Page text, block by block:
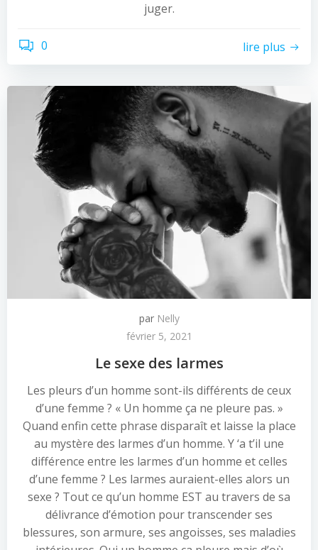
juger.
0 lire plus
par Nelly
février 5, 2021
Le sexe des larmes
Les pleurs d’un homme sont-ils différents de ceux
d’une femme ? « Un homme ça ne pleure pas. »
Quand enfin cette phrase disparaît et laisse la place
au mystère des larmes d’un homme. Y ‘a t’il une
différence entre les larmes d’un homme et celles
d’une femme ? Les larmes auraient-elles alors un
sexe ? Tout ce qu’un homme EST au travers de sa
délivrance d’émotion pour transcender ses
blessures, son armure, ses angoisses, ses maladies